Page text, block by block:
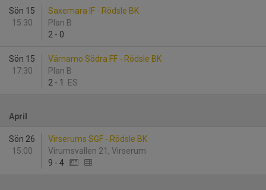
Sön 15
15:30
Saxemara IF - Rödsle BK
Plan B
2 - 0
Sön 15
17:30
Värnamo Södra FF - Rödsle BK
Plan B
2 - 1 ES
April
Sön 26
15:00
Virserums SGF - Rödsle BK
Virumsvallen 21, Virserum
9 - 4